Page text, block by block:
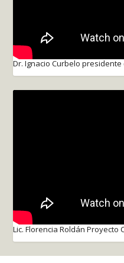
Dr. Ignacio Curbelo
Lic. Florencia Roldán Proyecto